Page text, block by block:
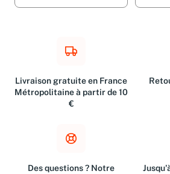
Livraison gratuite en France
Métropolitaine à partir de 10
€
Des questions ? Notre